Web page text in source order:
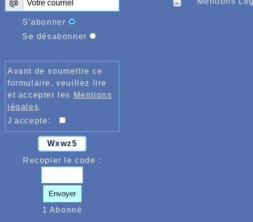
S'abonner
Se désabonner
Avant de soumettre ce
formulaire, veuillez lire
et accepter les Mentions
légales.
J'accepte:
Wxwz5
Recopier le code :
Envoyer
1 Abonné